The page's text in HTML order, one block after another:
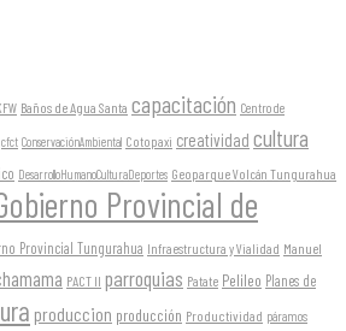
Baños de Agua Santa capacitación Centro de
cfct ConservaciónAmbiental Cotopaxi creatividad cultura
DesarrolloHumanoCulturaDeportes Geoparque Volcán Tungurahua
Provincial de
Provincial Tungurahua Infraestructura y Vialidad Manuel
PACT II parroquias Patate Pelileo Planes de
produccion producción Productividad páramos